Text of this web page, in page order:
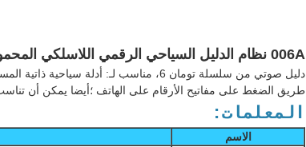
006A نظام الدليل السياحي الرقمي اللاسلكي المحمول جهاز الدليل الصوتي معتمد ROHS
دليل صوتي من سلسلة تومان 6، مناسب لـ:
طريق الضغط على مفاتيح الأرقام على الهاتف ؛أيضا يمكن أن
المعلمات:
الاسم